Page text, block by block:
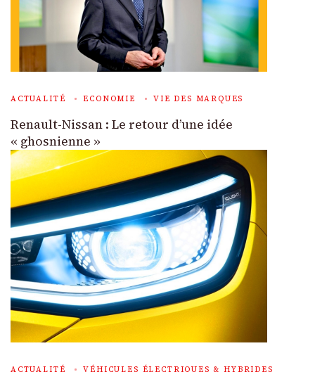
ACTUALITÉ ECONOMIE VIE DES MARQUES
Renault-Nissan : Le retour d’une idée
« ghosnienne »
ACTUALITÉ VÉHICULES ÉLECTRIQUES & HYBRIDES